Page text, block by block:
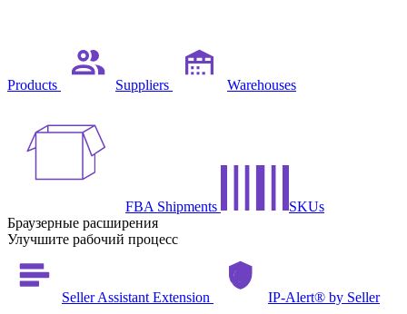
Products Suppliers Warehouses
FBA Shipments
SKUs
Браузерные расширения
Улучшите рабочий процесс
Seller Assistant Extension IP-Alert® by Seller